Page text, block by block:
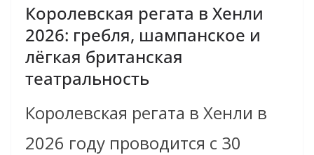
Королевская регата в Хенли
2026: гребля, шампанское и
лёгкая британская
театральность
Королевская регата в Хенли в
2026 году проводится с 30